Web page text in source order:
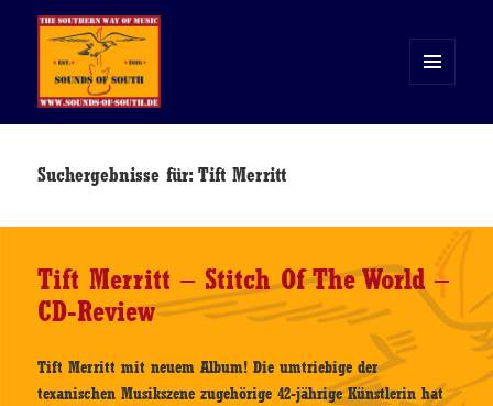
WIDGETS
Suchergebnisse für: Tift Merritt
Tift Merritt – Stitch Of The World –
CD-Review
Tift Merritt mit neuem Album! Die umtriebige der
texanischen Musikszene zugehörige 42-jährige Künstlerin hat